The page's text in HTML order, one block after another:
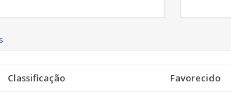
Classificação Favorecido